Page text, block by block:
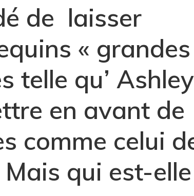
de laisser
« grandes
telle qu’ Ashley
en avant de
comme celui
qui est-elle